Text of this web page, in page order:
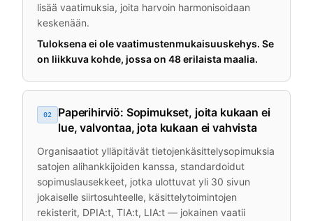
lisää vaatimuksia, joita harvoin harmonisoidaan
keskenään.
Tuloksena ei ole vaatimustenmukaisuuskehys. Se
on liikkuva kohde, jossa on 48 erilaista maalia.
02
Paperihirviö: Sopimukset, joita kukaan ei
lue, valvontaa, jota kukaan ei vahvista
Organisaatiot ylläpitävät tietojenkäsittelysopimuksia
satojen alihankkijoiden kanssa, standardoidut
sopimuslausekkeet, jotka ulottuvat yli 30 sivun
jokaiselle siirtosuhteelle, käsittelytoimintojen
rekisterit, DPIA:t, TIA:t, LIA:t — jokainen vaatii